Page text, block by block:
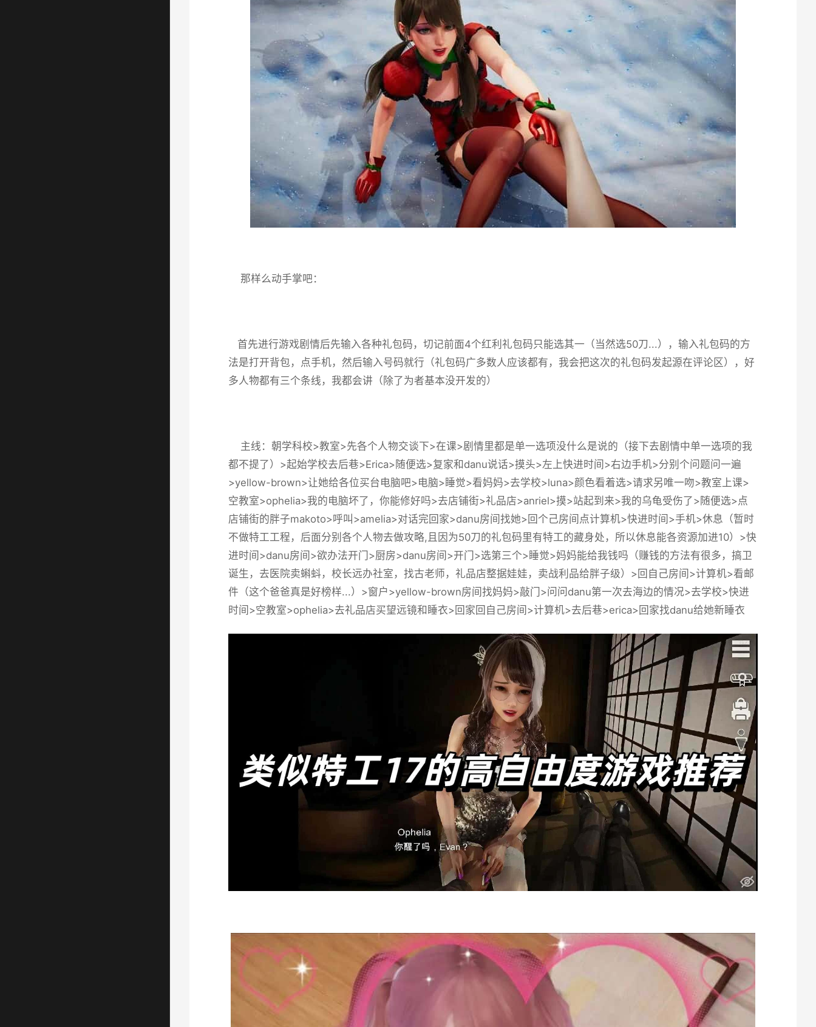
那样么动手掌吧：
首先进行游戏剧情后先输入各种礼包码，切记前面4个红利礼包码只能选其一（当然选50刀...），输入礼包码的方
法是打开背包，点手机，然后输入号码就行（礼包码广多数人应该都有，我会把这次的礼包码发起源在评论区），好
多人物都有三个条线，我都会讲（除了为者基本没开发的）
主线：朝学科校>教室>先各个人物交谈下>在课>剧情里都是单一选项没什么是说的（接下去剧情中单一选项的我
都不提了）>起始学校去后巷>Erica>随便选>复家和danu说话>摸头>左上快进时间>右边手机>分别个问题问一遍
>yellow-brown>让她给各位买台电脑吧>电脑>睡觉>看妈妈>去学校>luna>颜色看着选>请求另唯一吻>教室上课>
空教室>ophelia>我的电脑坏了，你能修好吗>去店铺街>礼品店>anriel>摸>站起到来>我的乌龟受伤了>随便选>点
店铺街的胖子makoto>呼叫>amelia>对话完回家>danu房间找她>回个己房间点计算机>快进时间>手机>休息（暂时
不做特工工程，后面分别各个人物去做攻略,且因为50刀的礼包码里有特工的藏身处，所以休息能各资源加进10）>快
进时间>danu房间>欲办法开门>厨房>danu房间>开门>选第三个>睡觉>妈妈能给我钱吗（赚钱的方法有很多，搞卫
诞生，去医院卖蝌蚪，校长远办社室，找古老师，礼品店整据娃娃，卖战利品给胖子级）>回自己房间>计算机>看邮
件（这个爸爸真是好榜样...）>窗户>yellow-brown房间找妈妈>敲门>问问danu第一次去海边的情况>去学校>快进
时间>空教室>ophelia>去礼品店买望远镜和睡衣>回家回自己房间>计算机>去后巷>erica>回家找danu给她新睡衣